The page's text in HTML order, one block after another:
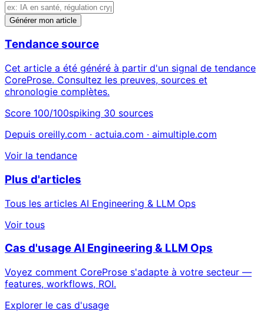
Générer mon article
Tendance source
Cet article a été généré à partir d'un signal de tendance
CoreProse. Consultez les preuves, sources et
chronologie complètes.
Score 100/100spiking 30 sources
Depuis oreilly.com · actuia.com · aimultiple.com
Voir la tendance
Plus d'articles
Tous les articles AI Engineering & LLM Ops
Voir tous
Cas d'usage AI Engineering & LLM Ops
Voyez comment CoreProse s'adapte à votre secteur —
features, workflows, ROI.
Explorer le cas d'usage